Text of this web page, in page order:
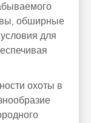
обширные
для
охоты в